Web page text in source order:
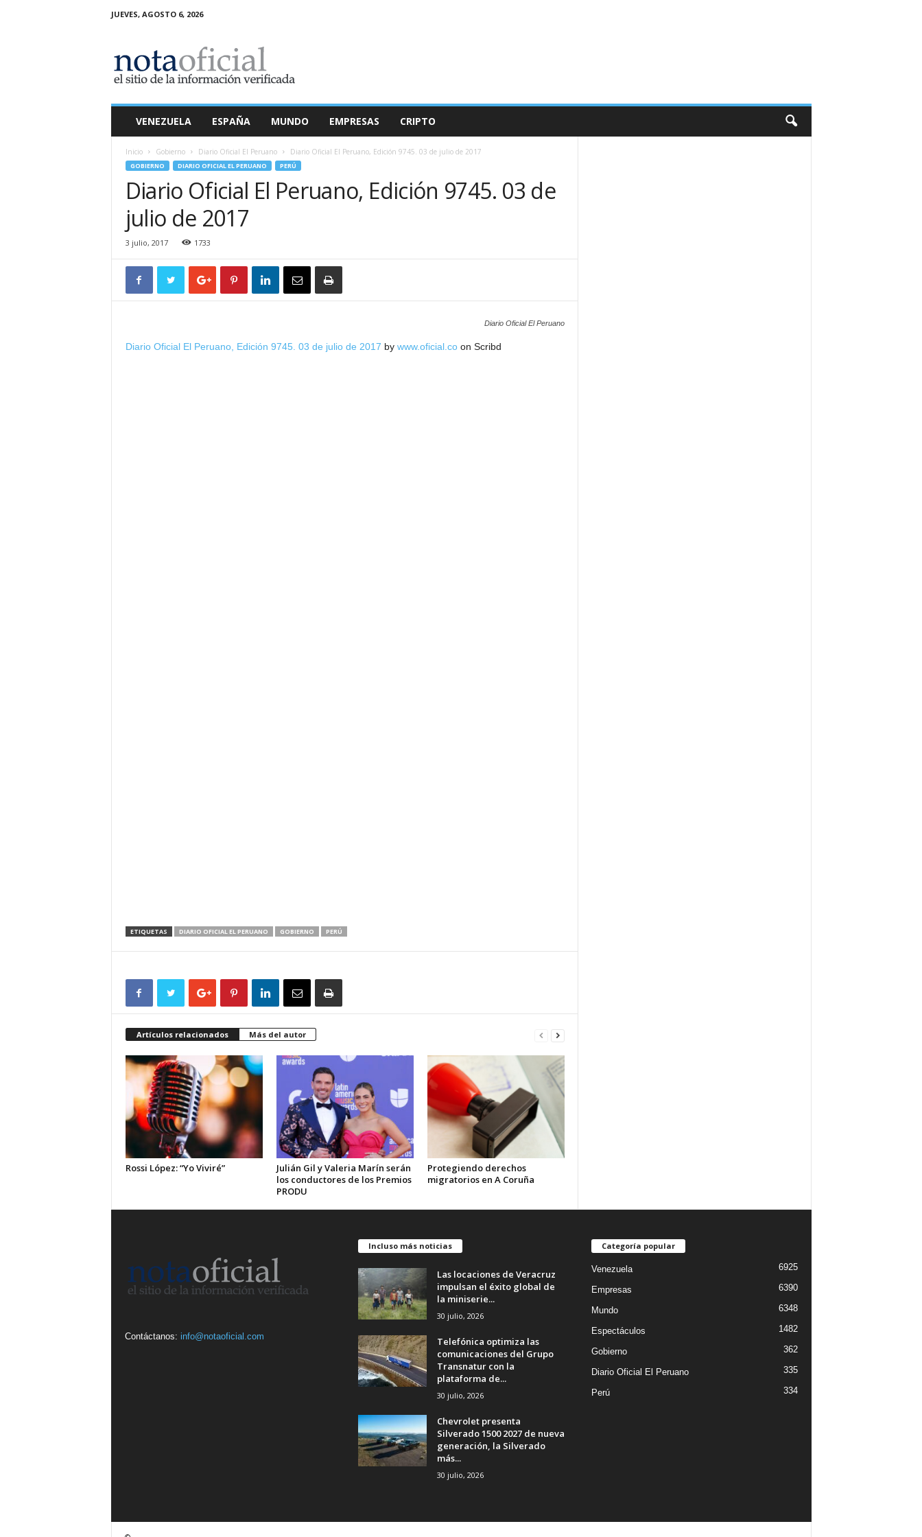
JUEVES, AGOSTO 6, 2026
a
O
VENEZUELA ESPAÑA MUNDO EMPRESAS CRIPTO
Inicio Gobierno Diario Oficial El Peruano Diario Oficial El Peruano, Edición 9745. 03 de julio de 2017
GOBIERNO DIARIO OFICIAL EL PERUANO PERÚ
Diario Oficial El Peruano, Edición 9745. 03 de
julio de 2017
3 julio, 2017 1733
Diario Oficial El Peruano
Diario Oficial El Peruano, Edición 9745. 03 de julio de 2017 by www.oficial.coon Scribd
ETIQUETAS DIARIO OFICIAL EL PERUANO GOBIERNO PERÚ
Artículos relacionados Más del autor
Rossi López: “Yo Viviré”
Julián Gil y Valeria Marín serán
los conductores de los Premios
PRODU
Protegiendo derechos
migratorios en A Coruña
Contáctanos: info@notaoficial.com
Incluso más noticias
Las locaciones de Veracruz
impulsan el éxito global de
la miniserie...
30 julio, 2026
Telefónica optimiza las
comunicaciones del Grupo
Transnatur con la
plataforma de...
30 julio, 2026
Chevrolet presenta
Silverado 1500 2027 de nueva
generación, la Silverado
más...
30 julio, 2026
Categoría popular
Venezuela 6925
Empresas 6390
Mundo 6348
Espectáculos 1482
Gobierno 362
Diario Oficial El Peruano 335
Perú 334